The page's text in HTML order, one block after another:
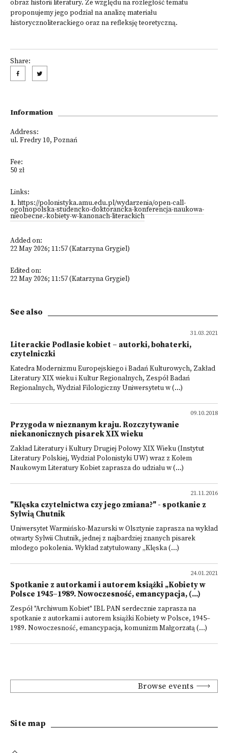
obraz historii literatury. Ze względu na rozległość tematu
proponujemy jego podział na analizę materiału
historycznoliterackiego oraz na refleksję teoretyczną.
Share:
Information
Address:
ul. Fredry 10, Poznań
Fee:
50 zł
Links:
1. https://polonistyka.amu.edu.pl/wydarzenia/open-call-
ogolnopolska-studencko-doktorancka-konferencja-naukowa-
nieobecne.-kobiety-w-kanonach-literackich
Added on:
22 May 2026; 11:57 (Katarzyna Grygiel)
Edited on:
22 May 2026; 11:57 (Katarzyna Grygiel)
See also
31.03.2021
Literackie Podlasie kobiet – autorki, bohaterki,
czytelniczki
Katedra Modernizmu Europejskiego i Badań Kulturowych, Zakład
Literatury XIX wieku i Kultur Regionalnych, Zespół Badań
Regionalnych, Wydział Filologiczny Uniwersytetu w (...)
09.10.2018
Przygoda w nieznanym kraju. Rozczytywanie
niekanonicznych pisarek XIX wieku
Zakład Literatury i Kultury Drugiej Połowy XIX Wieku (Instytut
Literatury Polskiej, Wydział Polonistyki UW) wraz z Kołem
Naukowym Literatury Kobiet zaprasza do udziału w (...)
21.11.2016
"Klęska czytelnictwa czy jego zmiana?" - spotkanie z
Sylwią Chutnik
Uniwersytet Warmińsko-Mazurski w Olsztynie zaprasza na wykład
otwarty Sylwii Chutnik, jednej z najbardziej znanych pisarek
młodego pokolenia. Wykład zatytułowany „Klęska (...)
24.01.2021
Spotkanie z autorkami i autorem książki „Kobiety w
Polsce 1945–1989. Nowoczesność, emancypacja, (...)
Zespół "Archiwum Kobiet" IBL PAN serdecznie zaprasza na
spotkanie z autorkami i autorem książki Kobiety w Polsce, 1945–
1989. Nowoczesność, emancypacja, komunizm Małgorzatą (...)
Browse events
Site map